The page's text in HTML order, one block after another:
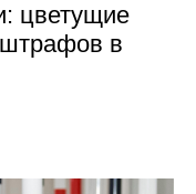
цветущие
в